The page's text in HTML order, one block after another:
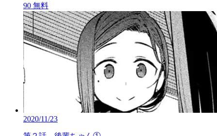
90 無料
2020/11/23